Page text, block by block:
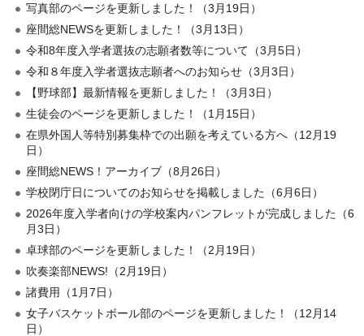
写真部のページを更新しました！（3月19日）
座間総NEWSを更新しました！（3月13日）
令和8年度入学者選抜の志願者数等について（3月5日）
令和８年度入学者選抜志願者へのお知らせ（3月3日）
【野球部】最新情報を更新しました！（3月3日）
生徒会のページを更新しました！（1月15日）
在県外国人等特別募集枠での出願を考えている方へ（12月19
日）
座間総NEWS！アーカイブ（8月26日）
学校閉庁日についてのお知らせを掲載しました（6月6日）
2026年度入学者向けの学校案内パンフレットが完成しました（6
月3日）
卓球部のページを更新しました！（2月19日）
吹奏楽部NEWS!（2月19日）
諸費用（1月7日）
女子バスケットボール部のページを更新しました！（12月14
日）